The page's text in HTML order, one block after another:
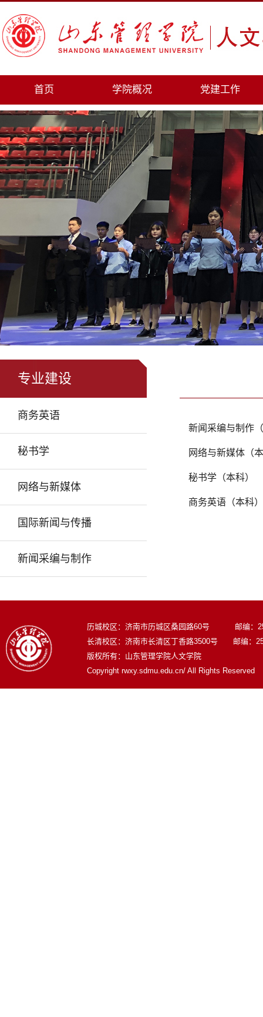
首页 学院概况 党建工作
专业建设
商务英语
秘书学
网络与新媒体
国际新闻与传播
新闻采编与制作
新闻采编与制作
网络与新媒体（
秘书学（本科）
商务英语（本科）
历城校区：济南市历城区桑园路60号 邮编：
长清校区：济南市长清区丁香路3500号 邮编：
版权所有：山东管理学院人文学院
Copyright rwxy.sdmu.edu.cn/ All Rights Reserved